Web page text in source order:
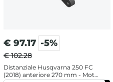
€ 97.17 -5%
€ 102.28
Distanziale Husqvarna 250 FC
(2018) anteriore 270 mm - Moto